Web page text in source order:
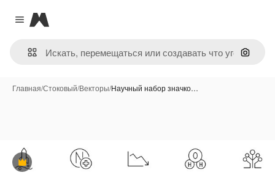
Close menu
Magnific
Поиск
Главная/Стоковый/Векторы/Научный набор значко…
Премиум